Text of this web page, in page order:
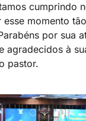
cumprindo
esse momento
por sua
agradecidos à
pastor.